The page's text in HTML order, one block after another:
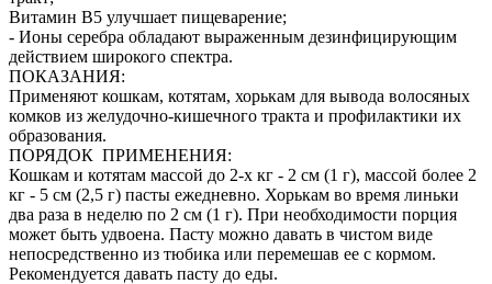
Витамин B5 улучшает пищеварение;
- Ионы серебра обладают выраженным дезинфицирующим
действием широкого спектра.
ПОКАЗАНИЯ:
Применяют кошкам, котятам, хорькам для вывода волосяных
комков из желудочно-кишечного тракта и профилактики их
образования.
ПОРЯДОК ПРИМЕНЕНИЯ:
Кошкам и котятам массой до 2-х кг - 2 см (1 г), массой более 2
кг - 5 см (2,5 г) пасты ежедневно. Хорькам во время линьки
два раза в неделю по 2 см (1 г). При необходимости порция
может быть удвоена. Пасту можно давать в чистом виде
непосредственно из тюбика или перемешав ее с кормом.
Рекомендуется давать пасту до еды.